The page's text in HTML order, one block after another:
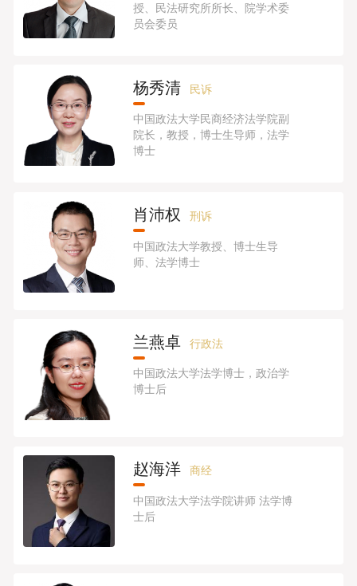
授、民法研究所所长、院学术委
员会委员
杨秀清 民诉
中国政法大学民商经济法学院副
院长，教授，博士生导师，法学
博士
肖沛权 刑诉
中国政法大学教授、博士生导
师、法学博士
兰燕卓 行政法
中国政法大学法学博士，政治学
博士后
赵海洋 商经
中国政法大学法学院讲师 法学博
士后